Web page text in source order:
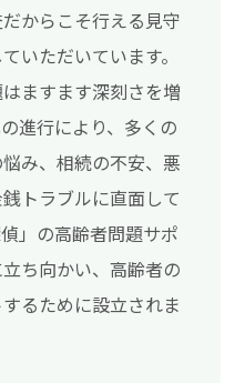
からこそ行える見守
いただいています。
ますます深刻さを増
進行により、多くの
み、相続の不安、悪
トラブルに直面して
」の高齢者問題サポ
ち向かい、高齢者の
るために設立されま